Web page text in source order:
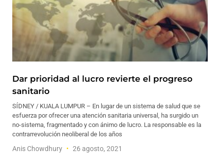
Dar prioridad al lucro revierte el progreso
sanitario
SÍDNEY / KUALA LUMPUR – En lugar de un sistema de salud que se
esfuerza por ofrecer una atención sanitaria universal, ha surgido un
no-sistema, fragmentado y con ánimo de lucro. La responsable es la
contrarrevolución neoliberal de los años
Anis Chowdhury 26 agosto, 2021